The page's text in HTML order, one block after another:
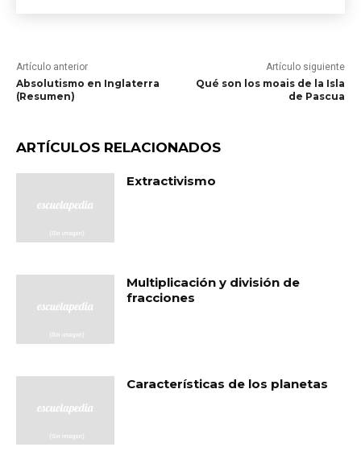
Artículo anterior
Absolutismo en Inglaterra
(Resumen)
Artículo siguiente
Qué son los moais de la Isla
de Pascua
ARTÍCULOS RELACIONADOS
Extractivismo
Multiplicación y división de
fracciones
Características de los planetas